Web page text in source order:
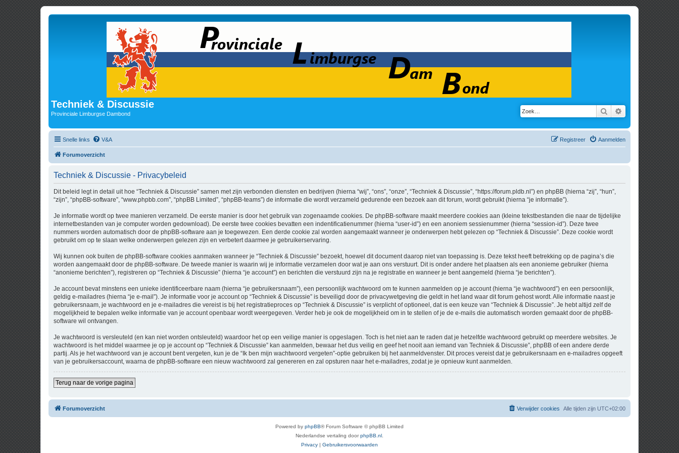
Techniek & Discussie
Provinciale Limburgse Dambond Zoek Uitgebreid zoeken
Snelle links V&A Aanmelden
Registreer
Forumoverzicht
Techniek & Discussie - Privacybeleid
Dit beleid legt in detail uit hoe “Techniek & Discussie” samen met zijn verbonden diensten en bedrijven (hierna “wij”, “ons”, “onze”, “Techniek & Discussie”, “https://forum.pldb.nl”) en phpBB (hierna “zij”, “hun”,
“zijn”, “phpBB-software”, “www.phpbb.com”, “phpBB Limited”, “phpBB-teams”) de informatie die wordt verzameld gedurende een bezoek aan dit forum, wordt gebruikt (hierna “je informatie”).
Je informatie wordt op twee manieren verzameld. De eerste manier is door het gebruik van zogenaamde cookies. De phpBB-software maakt meerdere cookies aan (kleine tekstbestanden die naar de tijdelijke
internetbestanden van je computer worden gedownload). De eerste twee cookies bevatten een indentificatienummer (hierna “user-id”) en een anoniem sessienummer (hierna “session-id”). Deze twee
nummers worden automatisch door de phpBB-software aan je toegewezen. Een derde cookie zal worden aangemaakt wanneer je onderwerpen hebt gelezen op “Techniek & Discussie”. Deze cookie wordt
gebruikt om op te slaan welke onderwerpen gelezen zijn en verbetert daarmee je gebruikerservaring.
Wij kunnen ook buiten de phpBB-software cookies aanmaken wanneer je “Techniek & Discussie” bezoekt, hoewel dit document daarop niet van toepassing is. Deze tekst heeft betrekking op de pagina’s die
worden aangemaakt door de phpBB-software. De tweede manier is waarin wij je informatie verzamelen door wat je aan ons verstuurt. Dit is onder andere het plaatsen als een anonieme gebruiker (hierna
“anonieme berichten”), registreren op “Techniek & Discussie” (hierna “je account”) en berichten die verstuurd zijn na je registratie en wanneer je bent aangemeld (hierna “je berichten”).
Je account bevat minstens een unieke identificeerbare naam (hierna “je gebruikersnaam”), een persoonlijk wachtwoord om te kunnen aanmelden op je account (hierna “je wachtwoord”) en een persoonlijk,
geldig e-mailadres (hierna “je e-mail”). Je informatie voor je account op “Techniek & Discussie” is beveiligd door de privacywetgeving die geldt in het land waar dit forum gehost wordt. Alle informatie naast je
gebruikersnaam, je wachtwoord en je e-mailadres die vereist is bij het registratieproces op “Techniek & Discussie” is verplicht of optioneel, dat is een keuze van “Techniek & Discussie”. Je hebt altijd zelf de
mogelijkheid te bepalen welke informatie van je account openbaar wordt weergegeven. Verder heb je ook de mogelijkheid om in te stellen of je de e-mails die automatisch worden gemaakt door de phpBB-
software wil ontvangen.
Je wachtwoord is versleuteld (en kan niet worden ontsleuteld) waardoor het op een veilige manier is opgeslagen. Toch is het niet aan te raden dat je hetzelfde wachtwoord gebruikt op meerdere websites. Je
wachtwoord is het middel waarmee je op je account op “Techniek & Discussie” kan aanmelden, bewaar het dus veilig en geef het nooit aan iemand van Techniek & Discussie”, phpBB of een andere derde
partij. Als je het wachtwoord van je account bent vergeten, kun je de “Ik ben mijn wachtwoord vergeten”-optie gebruiken bij het aanmeldvenster. Dit proces vereist dat je gebruikersnaam en e-mailadres opgeeft
van je gebruikersaccount, waarna de phpBB-software een nieuw wachtwoord zal genereren en zal opsturen naar het e-mailadres, zodat je je opnieuw kunt aanmelden.
Terug naar de vorige pagina
Forumoverzicht Alle tijden zijn UTC+02:00
Verwijder cookies
Powered by phpBB® Forum Software © phpBB Limited
Nederlandse vertaling doorphpBB.nl
Privacy | Gebruikersvoorwaarden